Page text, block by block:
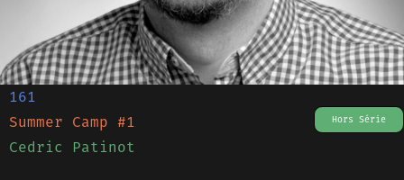
Hors Série
161
Summer Camp #1
Cedric Patinot